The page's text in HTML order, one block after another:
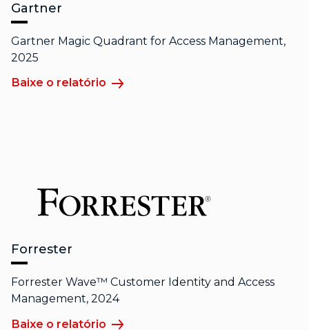
Gartner
Gartner Magic Quadrant for Access Management,
2025
Baixe o relatório
Forrester
Forrester Wave™ Customer Identity and Access
Management, 2024
Baixe o relatório